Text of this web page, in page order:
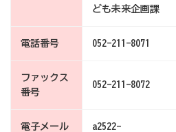
ども未来企画課
電話番号 052-211-8071
ファックス
番号
052-211-8072
電子メール
a2522-